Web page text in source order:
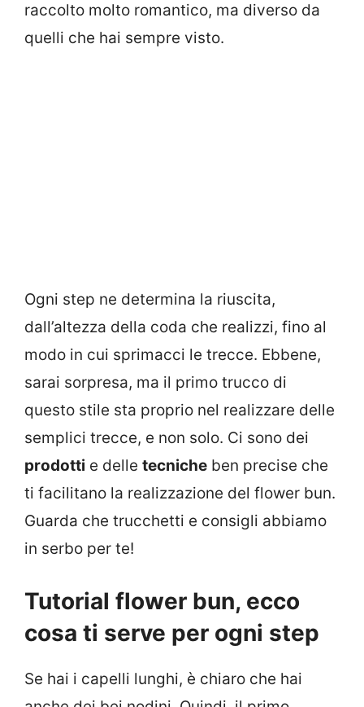
raccolto molto romantico, ma diverso da
quelli che hai sempre visto.
Ogni step ne determina la riuscita,
dall’altezza della coda che realizzi, fino al
modo in cui sprimacci le trecce. Ebbene,
sarai sorpresa, ma il primo trucco di
questo stile sta proprio nel realizzare delle
semplici trecce, e non solo. Ci sono dei
prodotti e delle tecniche ben precise che
ti facilitano la realizzazione del flower bun.
Guarda che trucchetti e consigli abbiamo
in serbo per te!
Tutorial flower bun, ecco
cosa ti serve per ogni step
Se hai i capelli lunghi, è chiaro che hai